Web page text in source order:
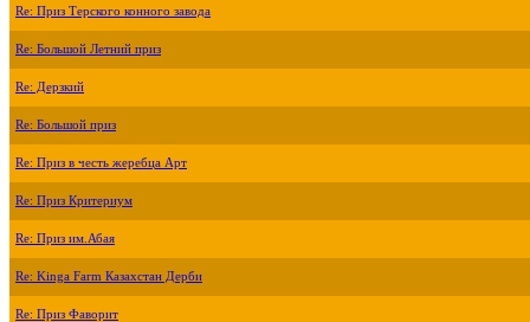
Re: Приз Терского конного завода
Re: Большой Летний приз
Re: Дерзкий
Re: Большой приз
Re: Приз в честь жеребца Арт
Re: Приз Критериум
Re: Приз им.Абая
Re: Kinga Farm Казахстан Дерби
Re: Приз Фаворит